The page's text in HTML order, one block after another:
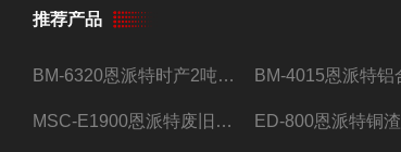
推荐产品
BM-6320恩派特时产2吨合金钢屑压饼机
MSC-E1900恩派特废旧锂电池极片破碎处理设备